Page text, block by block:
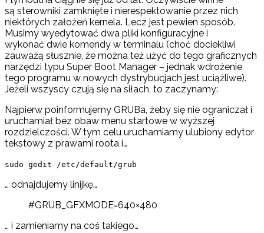
są sterowniki zamknięte i nierespektowanie przez nich
niektórych założeń kernela. Lecz jest pewien sposób.
Musimy wyedytować dwa pliki konfiguracyjne i
wykonać dwie komendy w terminalu (choć dociekliwi
zauważą słusznie, że można też użyć do tego graficznych
narzędzi typu Super Boot Manager – jednak wdrożenie
tego programu w nowych dystrybucjach jest uciążliwe).
Jeżeli wszyscy czują się na siłach, to zaczynamy:
Najpierw poinformujemy GRUBa, żeby się nie ograniczał i
uruchamiał bez obaw menu startowe w wyższej
rozdzielczości. W tym celu uruchamiamy ulubiony edytor
tekstowy z prawami roota i…
sudo gedit /etc/default/grub
… odnajdujemy linijkę…
#GRUB_GFXMODE=640×480
… i zamieniamy na coś takiego…